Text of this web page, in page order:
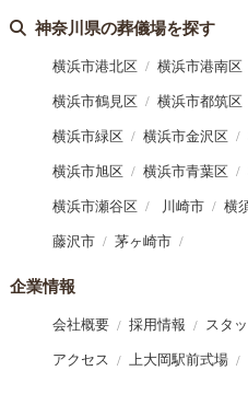
神奈川県の葬儀場を探す
横浜市港北区 横浜市港南区
横浜市鶴見区 横浜市都筑区
横浜市緑区 横浜市金沢区
横浜市旭区 横浜市青葉区
横浜市瀬谷区 川崎市 横
藤沢市 茅ヶ崎市
企業情報
会社概要 採用情報 スタ
アクセス 上大岡駅前式場